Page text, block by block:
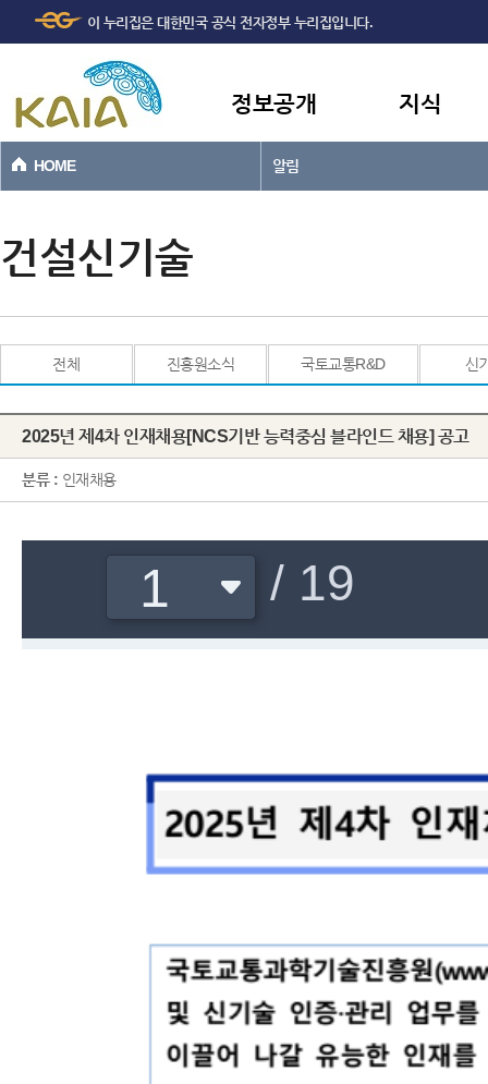
본문바로가기
이 누리집은 대한민국 공식 전자정부 누리집입니다.
정보공개 지식
HOME 알림
건설신기술
전체 진흥원소식 국토교통R&D 신
2025년 제4차 인재채용[NCS기반 능력중심 블라인드 채용] 공고
분류 : 인재채용